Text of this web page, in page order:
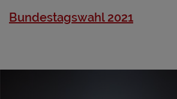
Bundestagswahl 2021